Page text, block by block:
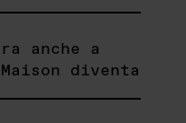
anche a
diventa